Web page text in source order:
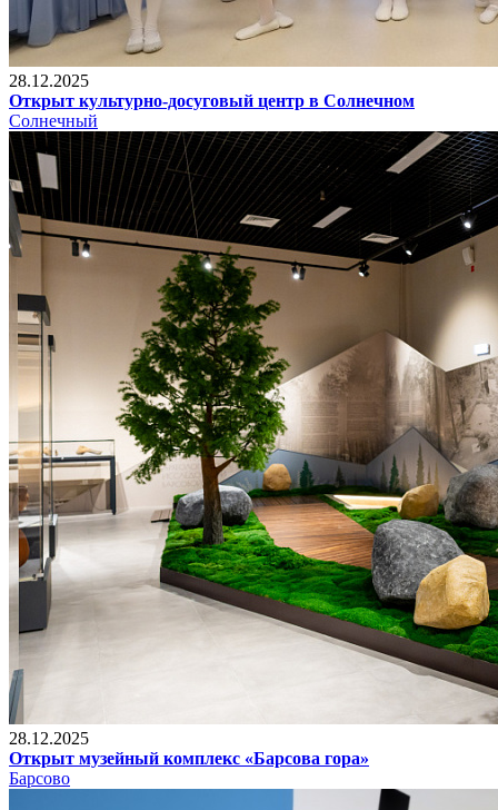
28.12.2025
Открыт культурно-досуговый центр в Солнечном
Солнечный
28.12.2025
Открыт музейный комплекс «Барсова гора»
Барсово